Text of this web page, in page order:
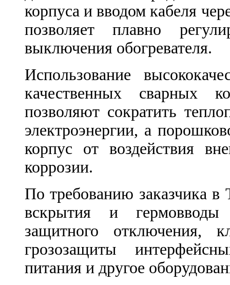
корпуса и вводом кабеля
позволяет плавно
выключения обогревателя.
Использование
качественных сварных
позволяют сократить
электроэнергии, а
корпус от воздействия
коррозии.
По требованию заказчика
вскрытия и гермовводы
защитного отключения,
грозозащиты
питания и другое